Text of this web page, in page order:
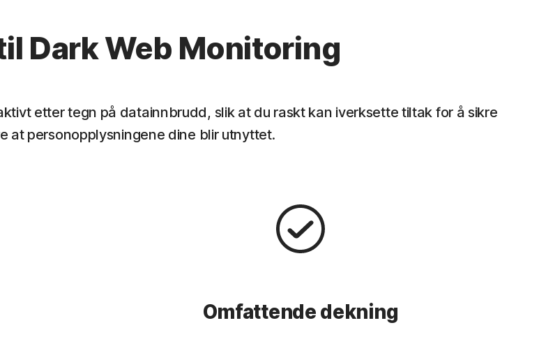
Dark Web Monitoring
etter tegn på datainnbrudd, slik at du raskt kan iverksette tiltak for å sikre
at personopplysningene dine blir utnyttet.
Omfattende dekning